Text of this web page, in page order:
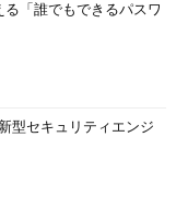
「誰でもできるパスワ
型セキュリティエンジ